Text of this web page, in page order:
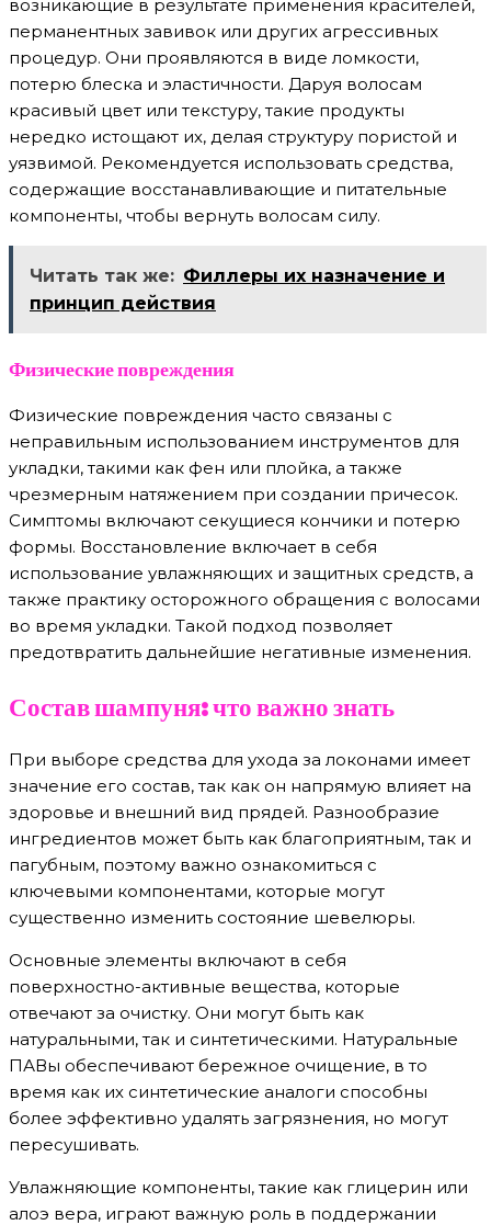
возникающие в результате применения красителей,
перманентных завивок или других агрессивных
процедур. Они проявляются в виде ломкости,
потерю блеска и эластичности. Даруя волосам
красивый цвет или текстуру, такие продукты
нередко истощают их, делая структуру пористой и
уязвимой. Рекомендуется использовать средства,
содержащие восстанавливающие и питательные
компоненты, чтобы вернуть волосам силу.
Читать так же: Филлеры их назначение и
принцип действия
Физические повреждения
Физические повреждения часто связаны с
неправильным использованием инструментов для
укладки, такими как фен или плойка, а также
чрезмерным натяжением при создании причесок.
Симптомы включают секущиеся кончики и потерю
формы. Восстановление включает в себя
использование увлажняющих и защитных средств, а
также практику осторожного обращения с волосами
во время укладки. Такой подход позволяет
предотвратить дальнейшие негативные изменения.
Состав шампуня: что важно знать
При выборе средства для ухода за локонами имеет
значение его состав, так как он напрямую влияет на
здоровье и внешний вид прядей. Разнообразие
ингредиентов может быть как благоприятным, так и
пагубным, поэтому важно ознакомиться с
ключевыми компонентами, которые могут
существенно изменить состояние шевелюры.
Основные элементы включают в себя
поверхностно-активные вещества, которые
отвечают за очистку. Они могут быть как
натуральными, так и синтетическими. Натуральные
ПАВы обеспечивают бережное очищение, в то
время как их синтетические аналоги способны
более эффективно удалять загрязнения, но могут
пересушивать.
Увлажняющие компоненты, такие как глицерин или
алоэ вера, играют важную роль в поддержании